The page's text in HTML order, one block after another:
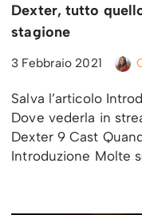
Dexter, tutto
stagione
3 Febbraio 2021
Salva l’articolo
Dove vederla in
Dexter 9 Cast
Introduzione Molte